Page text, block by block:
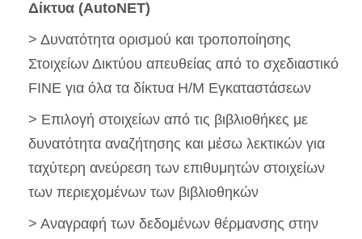
Δίκτυα (AutoNET)
> Δυνατότητα ορισμού και τροποποίησης
Στοιχείων Δικτύου απευθείας από το σχεδιαστικό
FINE για όλα τα δίκτυα Η/Μ Εγκαταστάσεων
> Επιλογή στοιχείων από τις βιβλιοθήκες με
δυνατότητα αναζήτησης και μέσω λεκτικών για
ταχύτερη ανεύρεση των επιθυμητών στοιχείων
των περιεχομένων των βιβλιοθηκών
> Αναγραφή των δεδομένων θέρμανσης στην